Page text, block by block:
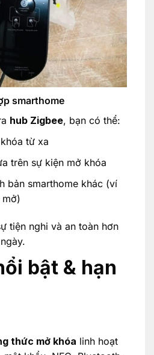
smarthome
hub Zigbee, bạn có thể:
từ xa
trên sự kiện mở khóa
bản smarthome khác (ví
tiện nghi và an toàn hơn
bật & hạn
thức mở khóa linh hoạt